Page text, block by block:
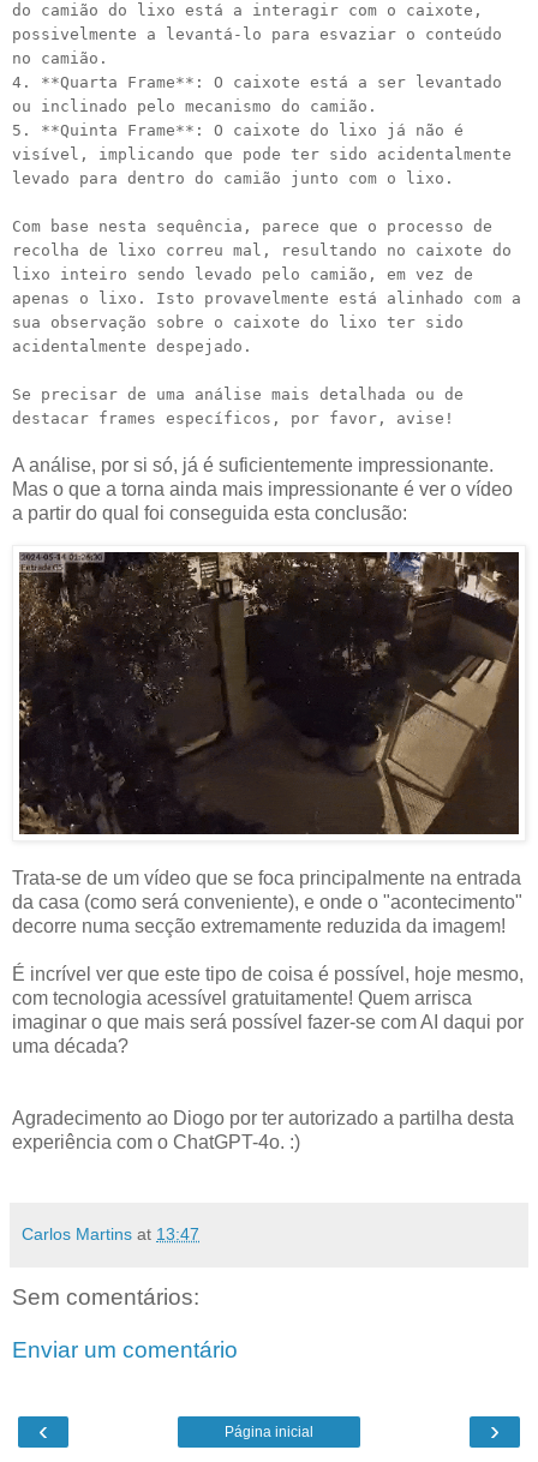
do camião do lixo está a interagir com o caixote,
possivelmente a levantá-lo para esvaziar o conteúdo
no camião.
4. **Quarta Frame**: O caixote está a ser levantado
ou inclinado pelo mecanismo do camião.
5. **Quinta Frame**: O caixote do lixo já não é
visível, implicando que pode ter sido acidentalmente
levado para dentro do camião junto com o lixo.
Com base nesta sequência, parece que o processo de
recolha de lixo correu mal, resultando no caixote do
lixo inteiro sendo levado pelo camião, em vez de
apenas o lixo. Isto provavelmente está alinhado com a
sua observação sobre o caixote do lixo ter sido
acidentalmente despejado.
Se precisar de uma análise mais detalhada ou de
destacar frames específicos, por favor, avise!
A análise, por si só, já é suficientemente impressionante.
Mas o que a torna ainda mais impressionante é ver o vídeo
a partir do qual foi conseguida esta conclusão:
Trata-se de um vídeo que se foca principalmente na entrada
da casa (como será conveniente), e onde o "acontecimento"
decorre numa secção extremamente reduzida da imagem!
É incrível ver que este tipo de coisa é possível, hoje mesmo,
com tecnologia acessível gratuitamente! Quem arrisca
imaginar o que mais será possível fazer-se com AI daqui por
uma década?
Agradecimento ao Diogo por ter autorizado a partilha desta
experiência com o ChatGPT-4o. :)
Carlos Martins at 13:47
Sem comentários:
Enviar um comentário
‹ ›
Página inicial